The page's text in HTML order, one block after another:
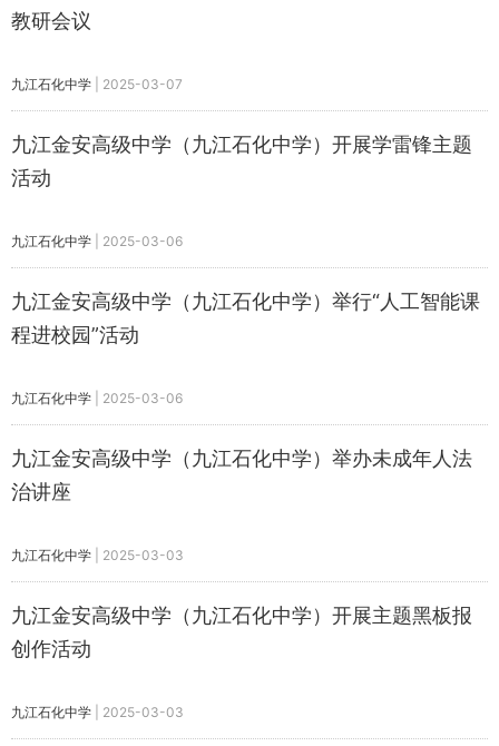
教研会议
九江石化中学 2025-03-07
九江金安高级中学（九江石化中学）开展学雷锋主题
活动
九江石化中学 2025-03-06
九江金安高级中学（九江石化中学）举行“人工智能课
程进校园”活动
九江石化中学 2025-03-06
九江金安高级中学（九江石化中学）举办未成年人法
治讲座
九江石化中学 2025-03-03
九江金安高级中学（九江石化中学）开展主题黑板报
创作活动
九江石化中学 2025-03-03